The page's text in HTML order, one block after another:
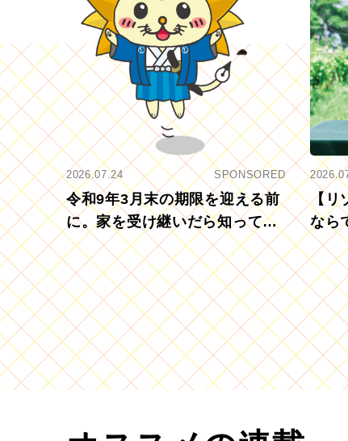
2026.07.24 SPONSORED
令和9年3月末の期限を迎える前
に。家を受け継いだら知ってお
きたい「相続登記の義務化」
【リ
なら
むブ